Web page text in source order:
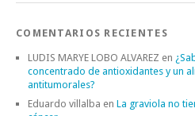
COMENTARIOS RECIENTES
LUDIS MARYE LOBO ALVAREZ en
concentrado de antioxidantes y un
antitumorales?
Eduardo villalba en La graviola no